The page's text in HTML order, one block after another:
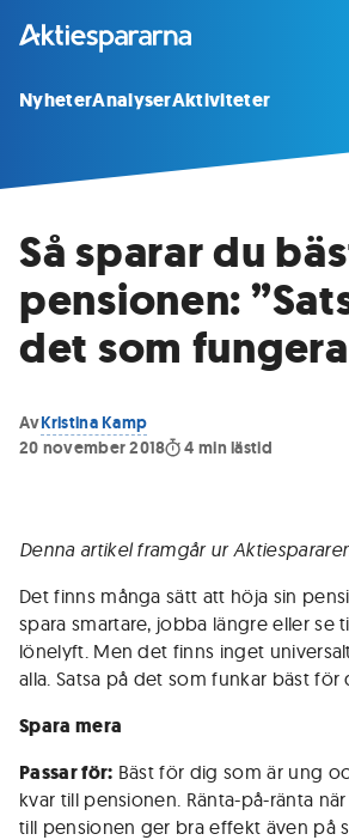
NyheterAnalyserAktiviteter
Så sparar du
pensionen:
det som
AvKristina Kamp
20 november 2018
4 min lästid
Denna artikel framgår ur
Det finns många sätt att höja sin
spara smartare, jobba längre eller se
lönelyft. Men det finns inget
alla. Satsa på det som funkar bäst för
Spara mera
Passar för: Bäst för dig som är ung
kvar till pensionen. Ränta-på-ränta
till pensionen ger bra effekt även på